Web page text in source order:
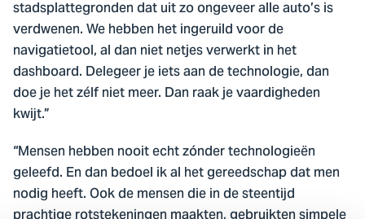
stadsplattegronden dat uit zo ongeveer alle auto’s is
verdwenen. We hebben het ingeruild voor de
navigatietool, al dan niet netjes verwerkt in het
dashboard. Delegeer je iets aan de technologie, dan
doe je het zélf niet meer. Dan raak je vaardigheden
kwijt.”
“Mensen hebben nooit echt zónder technologieën
geleefd. En dan bedoel ik al het gereedschap dat men
nodig heeft. Ook de mensen die in de steentijd